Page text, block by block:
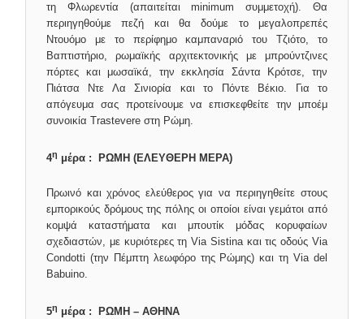
τη Φλωρεντία (απαιτείται minimum συμμετοχή). Θα
περιηγηθούμε πεζή και θα δούμε το μεγαλοπρεπές
Ντουόμο με το περίφημο καμπαναριό του Τζιότο, το
Βαπτιστήριο, ρωμαϊκής αρχιτεκτονικής με μπρούντζινες
πόρτες και μωσαϊκά, την εκκλησία Σάντα Κρότσε, την
Πιάτσα Ντε Λα Σινιορία και το Πόντε Βέκιο. Για το
απόγευμα σας προτείνουμε να επισκεφθείτε την μποέμ
συνοικία Trastevere στη Ρώμη.
4η μέρα : ΡΩΜΗ (ΕΛΕΥΘΕΡΗ ΜΕΡΑ)
Πρωινό και χρόνος ελεύθερος για να περιηγηθείτε στους
εμπορικούς δρόμους της πόλης οι οποίοι είναι γεμάτοι από
κομψά καταστήματα και μπουτίκ μόδας κορυφαίων
σχεδιαστών, με κυριότερες τη Via Sistina και τις οδούς Via
Condotti (την Πέμπτη λεωφόρο της Ρώμης) και τη Via del
Babuino.
5η μέρα : ΡΩΜΗ – ΑΘΗΝΑ